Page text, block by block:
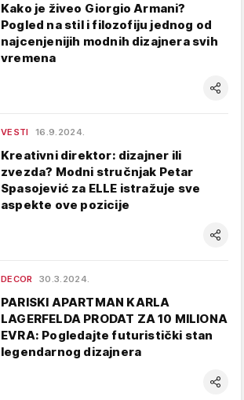
Kako je živeo Giorgio Armani?
Pogled na stil i filozofiju jednog od
najcenjenijih modnih dizajnera svih
vremena
VESTI 16.9.2024.
Kreativni direktor: dizajner ili
zvezda? Modni stručnjak Petar
Spasojević za ELLE istražuje sve
aspekte ove pozicije
DECOR 30.3.2024.
PARISKI APARTMAN KARLA
LAGERFELDA PRODAT ZA 10 MILIONA
EVRA: Pogledajte futuristički stan
legendarnog dizajnera